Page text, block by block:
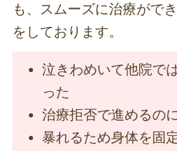
も、スムーズに治療がで
をしております。
泣きわめいて他院で
った
治療拒否で進めるの
暴れるため身体を固